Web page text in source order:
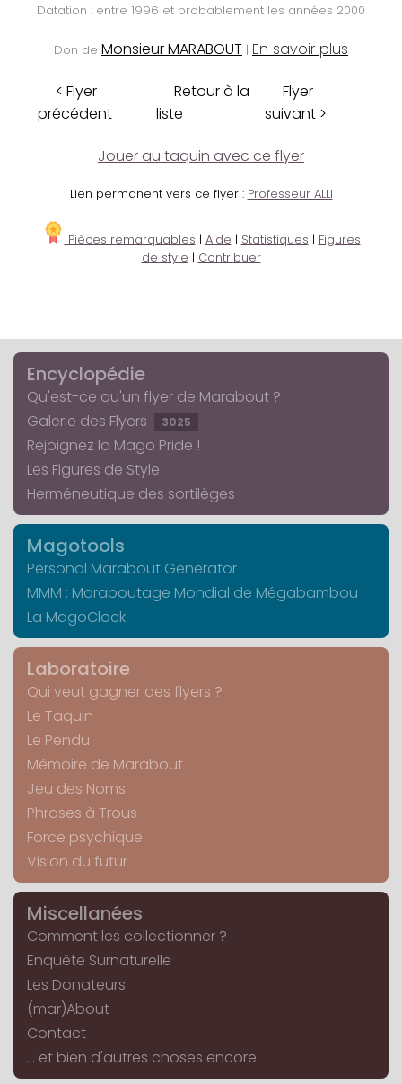
Datation : entre 1996 et probablement les années 2000
Don de Monsieur MARABOUT | En savoir plus
< Flyer
précédent
Retour à la
liste
Flyer
suivant >
Jouer au taquin avec ce flyer
Lien permanent vers ce flyer : Professeur ALLI
Pièces remarquables | Aide | Statistiques | Figures
de style | Contribuer
Encyclopédie
Qu'est-ce qu'un flyer de Marabout ?
Galerie des Flyers
3025
Rejoignez la Mago Pride !
Les Figures de Style
Herméneutique des sortilèges
Magotools
Personal Marabout Generator
MMM : Maraboutage Mondial de Mégabambou
La MagoClock
Laboratoire
Qui veut gagner des flyers ?
Le Taquin
Le Pendu
Mémoire de Marabout
Jeu des Noms
Phrases à Trous
Force psychique
Vision du futur
Miscellanées
Comment les collectionner ?
Enquête Surnaturelle
Les Donateurs
(mar)About
Contact
... et bien d'autres choses encore